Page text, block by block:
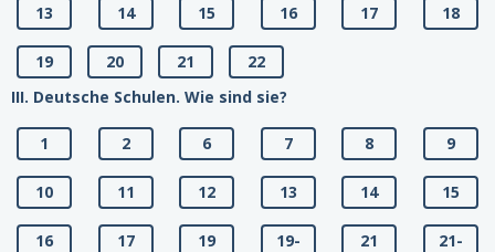
13 14 15 16 17 18
19 20 21
22
III. Deutsche Schulen. Wie sind sie?
1 2 6 7 8 9
10 11 12 13 14 15
16 17 19 19- 21 21-